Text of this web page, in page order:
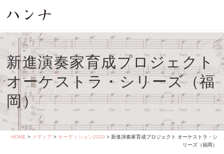
新進演奏家育成プロジェクト
オーケストラ・シリーズ（福
岡）
HOME > メディア > オーディション2020 > 新進演奏家育成プロジェクト オーケストラ・シ
リーズ（福岡）